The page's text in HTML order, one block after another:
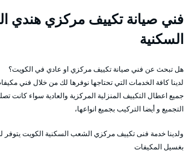
فني صيانة تكييف مركزي هندي
السكنية
هل تبحث عن فني صيانة تكييف مركزي او عادي في الكويت؟
لدينا كافة الخدمات التي تحتاجها نوفرها لك من خلال فني
جميع اعطال التكييف المنزلية المركزية والعادية سواء كانت
التجميع و أيضا التركيب بجميع انواعها،
ولدينا خدمة فنى تكييف مركزي الشعب السكنية الكويت يتوفر
بغسيل المكيفات